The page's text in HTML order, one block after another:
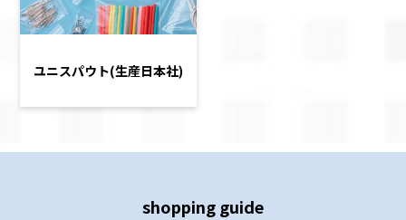
ユニスパウト(生産日本社)
shopping guide